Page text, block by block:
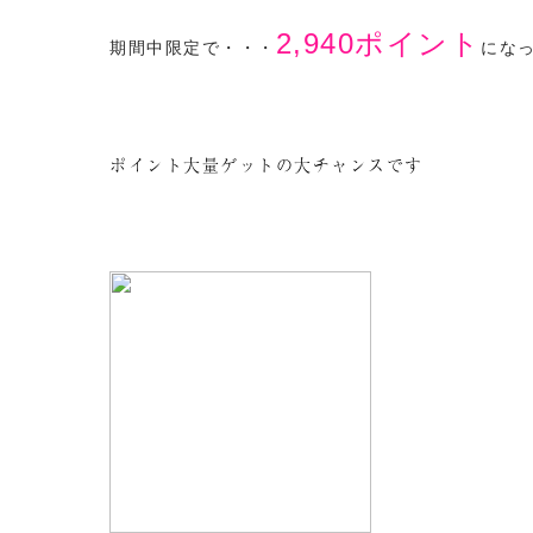
期間中限定で・・・ 2,940ポイント にな
ポイント大量ゲットの大チャンスです